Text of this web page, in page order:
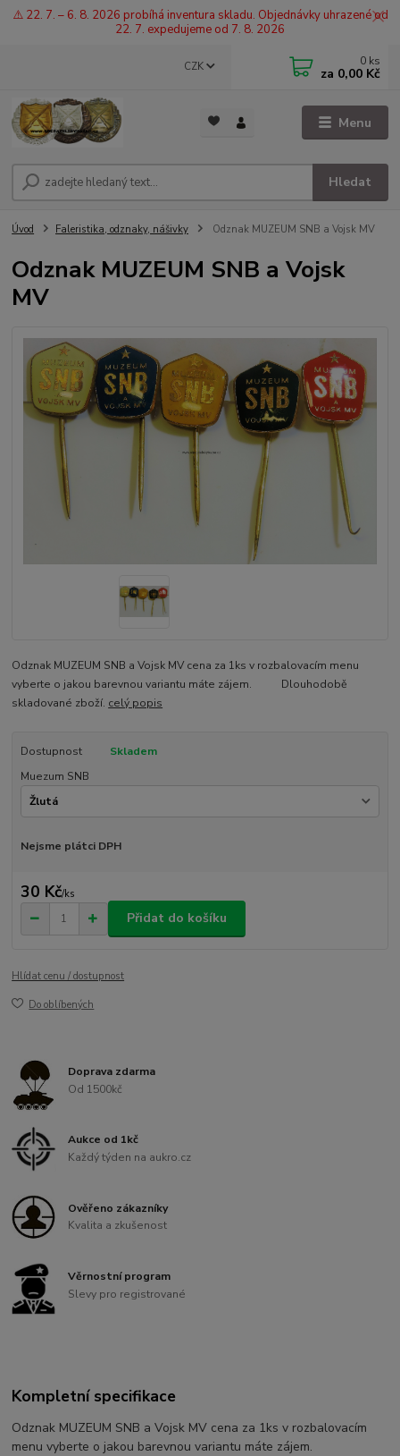
⚠️ 22. 7. – 6. 8. 2026 probíhá inventura skladu. Objednávky uhrazené od
22. 7. expedujeme od 7. 8. 2026
Menu
CZK
Hledat
0 ks
za 0,00 Kč
Úvod Faleristika, odznaky, nášivky Odznak MUZEUM SNB a Vojsk MV
Odznak MUZEUM SNB a Vojsk
MV
Odznak MUZEUM SNB a Vojsk MV cena za 1ks v rozbalovacím menu
vyberte o jakou barevnou variantu máte zájem. Dlouhodobě
skladované zboží. celý popis
Dostupnost
Skladem
Muezum SNB
Nejsme plátci DPH
30 Kč/ks
Přidat do košíku
Hlídat cenu / dostupnost
Do oblíbených
Doprava zdarma
Od 1500kč
Aukce od 1kč
Každý týden na aukro.cz
Ověřeno zákazníky
Kvalita a zkušenost
Věrnostní program
Slevy pro registrované
Kompletní specifikace
Odznak MUZEUM SNB a Vojsk MV cena za 1ks v rozbalovacím
menu vyberte o jakou barevnou variantu máte zájem.